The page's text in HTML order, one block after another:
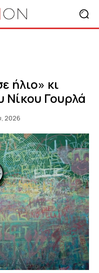
ήλιο» κι
Γουρλά
2026